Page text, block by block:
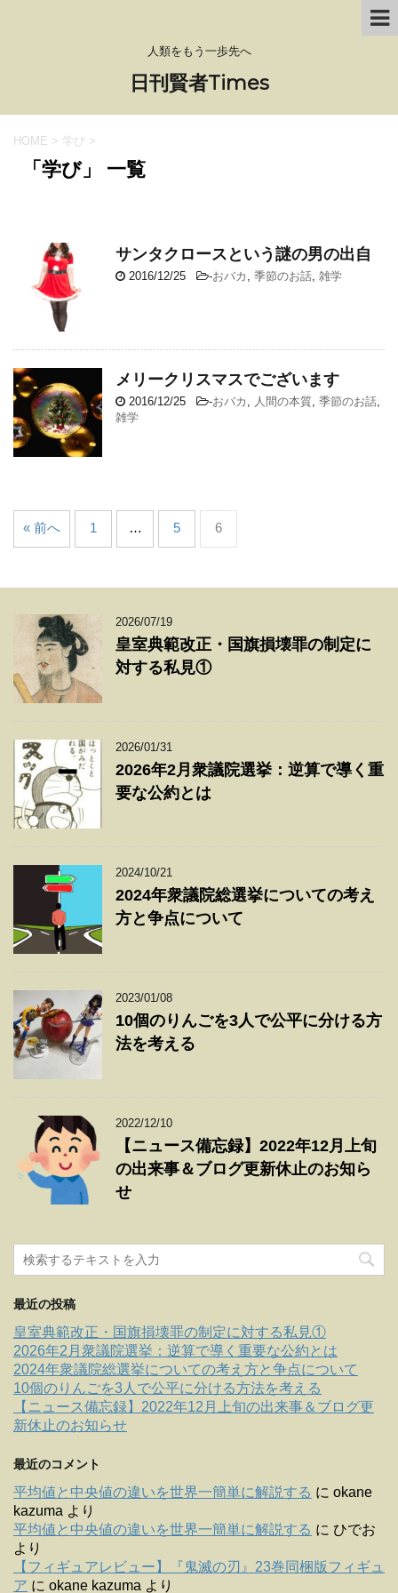
人類をもう一歩先へ
日刊賢者Times
HOME > 学び >
「学び」 一覧
サンタクロースという謎の男の出自
2016/12/25 -おバカ , 季節のお話, 雑学
メリークリスマスでございます
2016/12/25 -おバカ , 人間の本質, 季節のお話,
雑学
« 前へ 1 … 5 6
2026/07/19
皇室典範改正・国旗損壊罪の制定に
対する私見①
2026/01/31
2026年2月衆議院選挙：逆算で導く重
要な公約とは
2024/10/21
2024年衆議院総選挙についての考え
方と争点について
2023/01/08
10個のりんごを3人で公平に分ける方
法を考える
2022/12/10
【ニュース備忘録】2022年12月上旬
の出来事＆ブログ更新休止のお知ら
せ
最近の投稿
皇室典範改正・国旗損壊罪の制定に対する私見①
2026年2月衆議院選挙：逆算で導く重要な公約とは
2024年衆議院総選挙についての考え方と争点について
10個のりんごを3人で公平に分ける方法を考える
【ニュース備忘録】2022年12月上旬の出来事＆ブログ更
新休止のお知らせ
最近のコメント
平均値と中央値の違いを世界一簡単に解説する に okane
kazuma より
平均値と中央値の違いを世界一簡単に解説する に ひでお
より
【フィギュアレビュー】『鬼滅の刃』23巻同梱版フィギュ
ア に okane kazuma より